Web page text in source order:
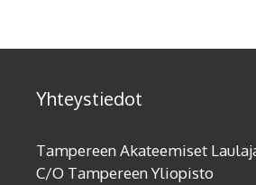
Yhteystiedot
Tampereen Akateemiset
C/O Tampereen Yliopisto